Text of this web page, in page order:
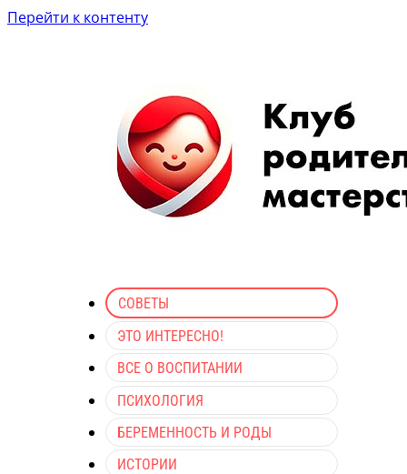
Перейти к контенту
СОВЕТЫ
ЭТО ИНТЕРЕСНО!
ВСЕ О ВОСПИТАНИИ
ПСИХОЛОГИЯ
БЕРЕМЕННОСТЬ И РОДЫ
ИСТОРИИ